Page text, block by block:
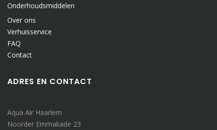
Onderhoudsmiddelen
Over ons
Verhuisservice
FAQ
Contact
ADRES EN CONTACT
Aqua Air Haarlem
Noorder Emmakade 23